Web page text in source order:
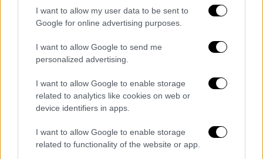
I want to allow my user data to be sent to
Google for online advertising purposes.
I want to allow Google to send me
personalized advertising.
I want to allow Google to enable storage
related to analytics like cookies on web or
device identifiers in apps.
I want to allow Google to enable storage
related to functionality of the website or app.
φορούσε χιτζάμπ, αλλά οι Αρχές επιμένουν
πως απλά λιποθύμησε